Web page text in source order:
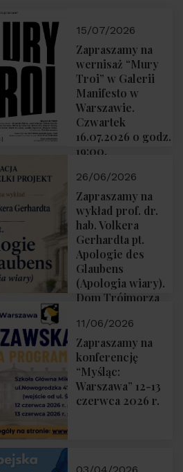
15/07/2026
Zapraszamy na
wernisaż “Mury
Troi” w Galerii
Manifesto w
Warszawie.
Czwartek
16.07.2026 o godz.
19:00.
26/06/2026
Zapraszamy na
wykład prof. dr.
hab. Volkera
Gerhardta pt.
Apologie des
Glaubens
(Apologia wiary).
Dom Trójmorza
godz. 18:00.
11/06/2026
Zapraszamy na
konferencję
“Myśląc:
Warszawa” 12-13
czerwca 2026 r.